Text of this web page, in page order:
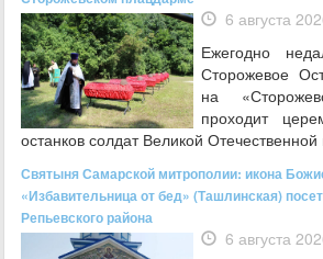
6 августа
Ежегодно
Сторожевое
на
проходит
останков солдат Великой Отечественной
Святыня Самарской митрополии: икона
«Избавительница от бед» (Ташлинская)
Репьевского района
6 августа